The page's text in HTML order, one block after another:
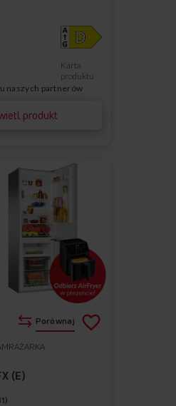
produkt
Karta
produktu
naszych partnerów
(E)
Porównaj